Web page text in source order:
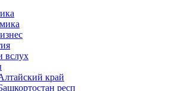
край
респ